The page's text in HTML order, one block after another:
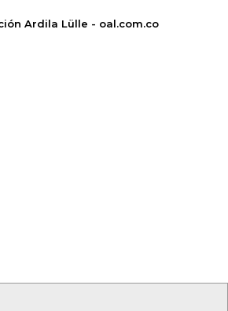
Ardila Lülle - oal.com.co